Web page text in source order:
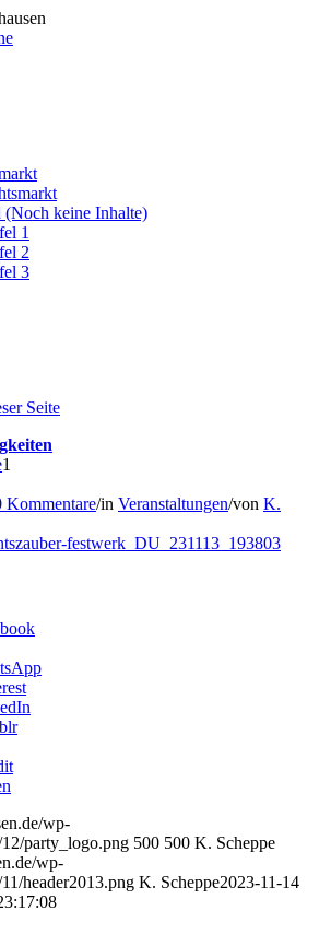
keine Inhalte)
1
2
3
Seite
1
Kommentare/in Veranstaltungen/von K.
festwerk_DU_231113_193803
wp-
party_logo.png 500 500 K. Scheppe
wp-
header2013.png K. Scheppe2023-11-14